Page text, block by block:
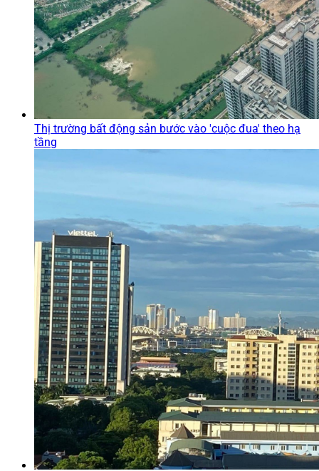
Thị trường bất động sản bước vào 'cuộc đua' theo hạ
tầng